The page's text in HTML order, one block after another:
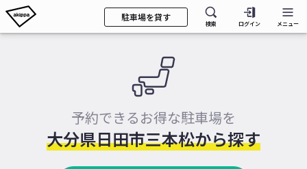
駐車場を貸す
検索 ログイン メニュー
予約できるお得な駐車場を
大分県日田市三本松から探す